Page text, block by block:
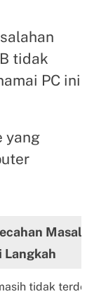
tidak
PC ini
yang
Langkah
tidak